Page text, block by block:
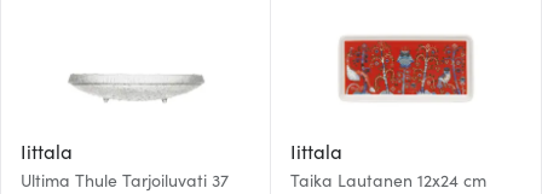
Iittala
Ultima Thule Tarjoiluvati 37
Iittala
Taika Lautanen 12x24 cm